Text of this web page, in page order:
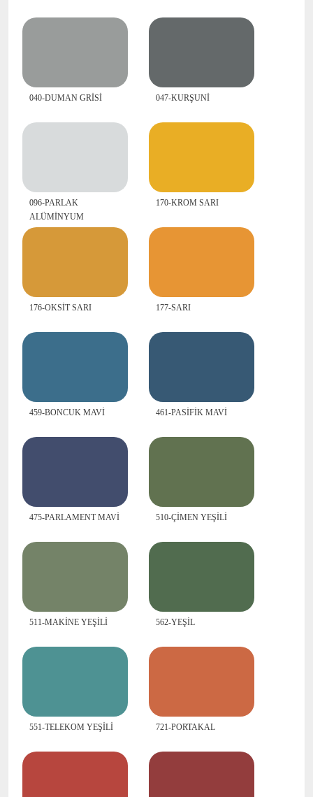
040-DUMAN GRİSİ 047-KURŞUNİ
096-PARLAK
ALÜMİNYUM
170-KROM SARI
176-OKSİT SARI 177-SARI
459-BONCUK MAVİ 461-PASİFİK MAVİ
475-PARLAMENT MAVİ 510-ÇİMEN YEŞİLİ
511-MAKİNE YEŞİLİ 562-YEŞİL
551-TELEKOM YEŞİLİ 721-PORTAKAL